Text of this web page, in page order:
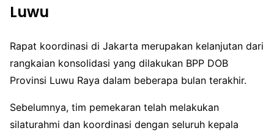
Luwu
Rapat koordinasi di Jakarta merupakan kelanjutan dari
rangkaian konsolidasi yang dilakukan BPP DOB
Provinsi Luwu Raya dalam beberapa bulan terakhir.
Sebelumnya, tim pemekaran telah melakukan
silaturahmi dan koordinasi dengan seluruh kepala